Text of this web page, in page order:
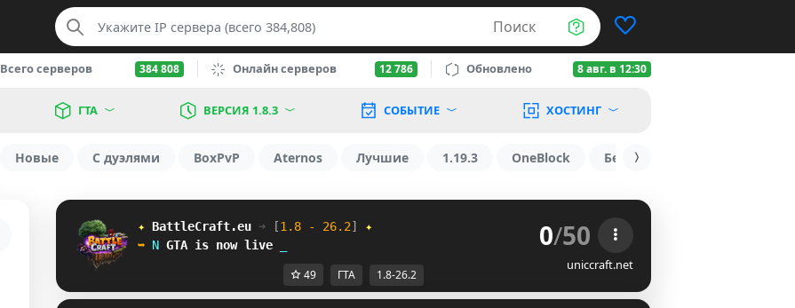
Поиск
Всего серверов 384 808 Онлайн серверов 12 786 Обновлено 8 авг. в 12:30
ГТА ВЕРСИЯ 1.8.3 СОБЫТИЕ ХОСТИНГ
Новые С дуэлями BoxPvP Aternos Лучшие 1.19.3 OneBlock БедВарс
✦ BattleCraft.eu ➜ [1.8 - 26.2]
✦
➥ K GTA is now live 0/50
uniccraft.net
49 ГТА 1.8-26.2